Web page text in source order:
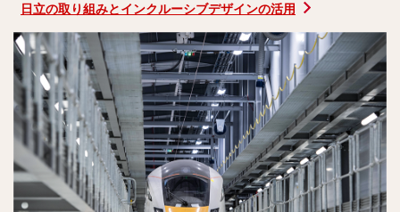
日立の取り組みとインクルーシブデザインの活用